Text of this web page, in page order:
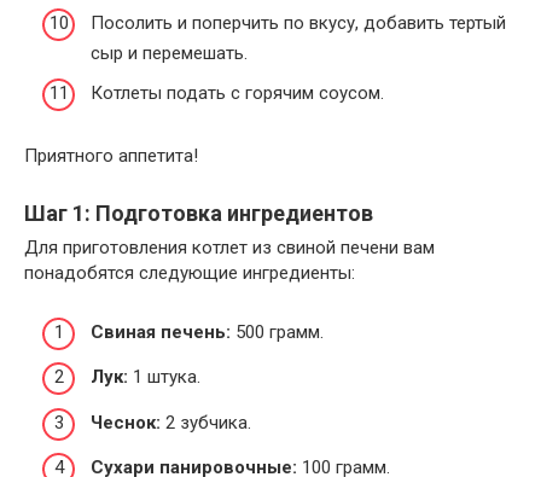
Посолить и поперчить по вкусу, добавить тертый
сыр и перемешать.
Котлеты подать с горячим соусом.
Приятного аппетита!
Шаг 1: Подготовка ингредиентов
Для приготовления котлет из свиной печени вам
понадобятся следующие ингредиенты:
Свиная печень: 500 грамм.
Лук: 1 штука.
Чеснок: 2 зубчика.
Сухари панировочные: 100 грамм.